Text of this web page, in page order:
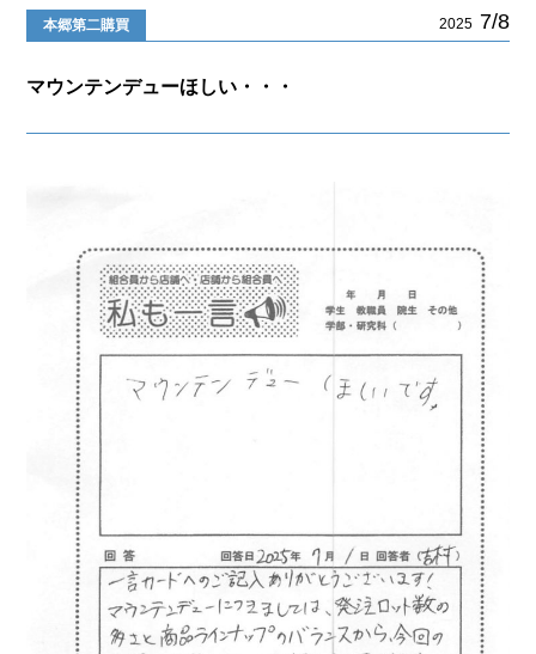
本郷第二購買 2025 7/8
マウンテンデューほしい・・・